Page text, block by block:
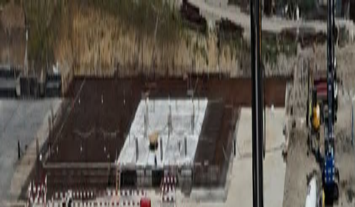
RADIO SOMEȘ
Categorii
EmisiuniPodcastIstoric melodii